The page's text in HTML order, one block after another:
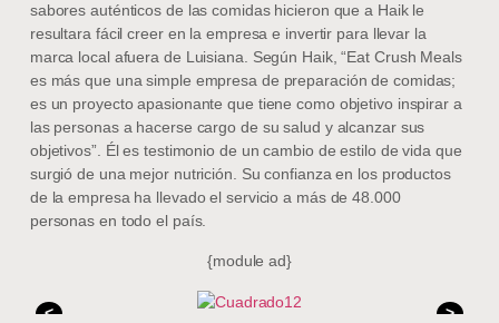
sabores auténticos de las comidas hicieron que a Haik le
resultara fácil creer en la empresa e invertir para llevar la
marca local afuera de Luisiana. Según Haik, “Eat Crush Meals
es más que una simple empresa de preparación de comidas;
es un proyecto apasionante que tiene como objetivo inspirar a
las personas a hacerse cargo de su salud y alcanzar sus
objetivos”. Él es testimonio de un cambio de estilo de vida que
surgió de una mejor nutrición. Su confianza en los productos
de la empresa ha llevado el servicio a más de 48.000
personas en todo el país.
{module ad}
<
>